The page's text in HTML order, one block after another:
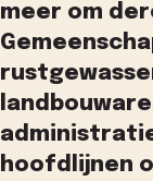
meer om
hoofdlijnen